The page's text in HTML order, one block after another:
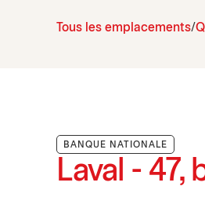
Tous les emplacements
BANQUE NATIONALE
Laval - 47,